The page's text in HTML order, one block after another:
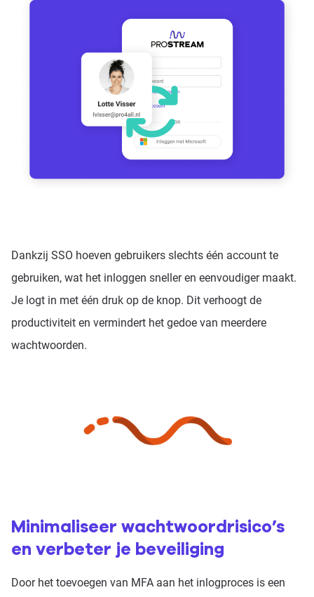
Dankzij SSO hoeven gebruikers slechts één account te
gebruiken, wat het inloggen sneller en eenvoudiger maakt.
Je logt in met één druk op de knop. Dit verhoogt de
productiviteit en vermindert het gedoe van meerdere
wachtwoorden.
Minimaliseer wachtwoordrisico’s
en verbeter je beveiliging
Door het toevoegen van MFA aan het inlogproces is een